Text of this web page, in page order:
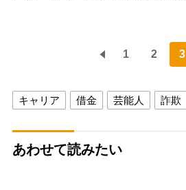
1 2 3
キャリア 借金 芸能人 詐欺
あわせて読みたい